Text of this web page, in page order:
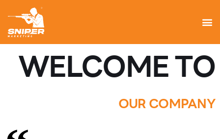
WELCOME TO
OUR COMPANY